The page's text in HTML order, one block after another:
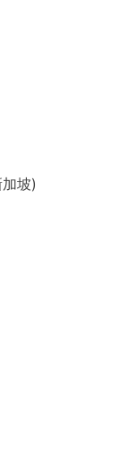
坡)